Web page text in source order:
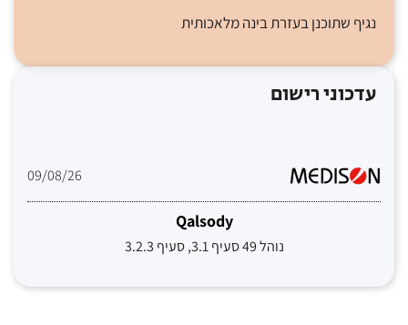
נגיף שתוכנן בעזרת בינה מלאכותית
עדכוני רישום
09/08/26
Qalsody
נוהל 49 סעיף 3.1, סעיף 3.2.3